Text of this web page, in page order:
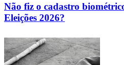
Não fiz o cadastro
Eleições 2026?